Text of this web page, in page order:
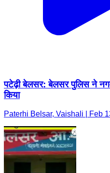
पटेढ़ी बेलसर: बेलसर पुलिस ने
किया
Paterhi Belsar, Vaishali | Feb